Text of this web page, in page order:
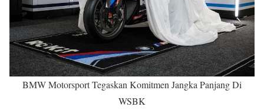
BMW Motorsport Tegaskan Komitmen Jangka Panjang Di
WSBK